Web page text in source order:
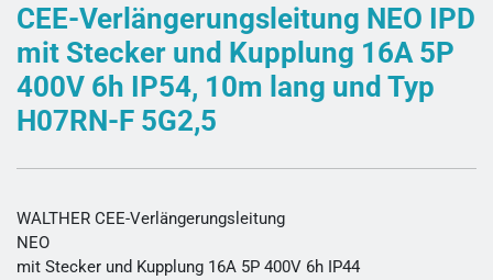
CEE-Verlängerungsleitung NEO IPD
mit Stecker und Kupplung 16A 5P
400V 6h IP54, 10m lang und Typ
H07RN-F 5G2,5
WALTHER CEE-Verlängerungsleitung
NEO
mit Stecker und Kupplung 16A 5P 400V 6h IP44